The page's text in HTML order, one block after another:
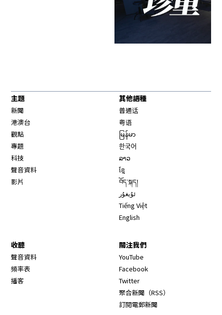
主題
新聞
港澳台
觀點
專題
科技
聲音資料
影片
其他語種
普通话
粤语
မြန်မာ
한국어
ລາວ
ខ្មែ
བོད་སྐད།
ئۇيغۇر
Tiếng Việt
English
收聽
聲音資料
頻率表
播客
關注我們
YouTube
Facebook
Twitter
聚合新聞（RSS）
訂閱電郵新聞